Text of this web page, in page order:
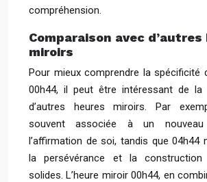
compréhension.
Comparaison avec d’autres
miroirs
Pour mieux comprendre la spécificité
00h44, il peut être intéressant de la
d’autres heures miroirs. Par
souvent associée à un
l’affirmation de soi, tandis que 04h44
la persévérance et la
solides. L’heure miroir 00h44, en